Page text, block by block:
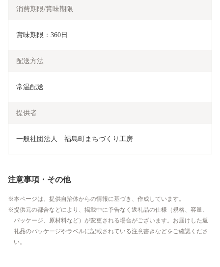
消費期限/賞味期限
賞味期限：360日
配送方法
常温配送
提供者
一般社団法人　福島町まちづくり工房
注意事項・その他
本ページは、提供自治体からの情報に基づき、作成しています。
提供元の都合などにより、掲載中に予告なく返礼品の仕様（規格、容量、
パッケージ、原材料など）が変更される場合がございます。お届けした返
礼品のパッケージやラベルに記載されている注意書きなどをご確認くださ
い。